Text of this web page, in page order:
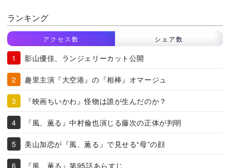
ランキング
アクセス数 シェア数
影山優佳、ランジェリーカット公開
趣里主演『大空港』の『相棒』オマージュ
『映画ちいかわ』怪物は誰が生んだのか？
『風、薫る』中村倫也演じる藤次の正体が判明
美山加恋が『風、薫る』で見せる“母”の顔
『風、薫る』第95話あらすじ